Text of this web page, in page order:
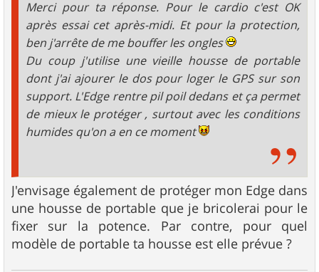
Merci pour ta réponse. Pour le cardio c'est OK
après essai cet après-midi. Et pour la protection,
ben j'arrête de me bouffer les ongles
Du coup j'utilise une vieille housse de portable
dont j'ai ajourer le dos pour loger le GPS sur son
support. L'Edge rentre pil poil dedans et ça permet
de mieux le protéger , surtout avec les conditions
humides qu'on a en ce moment
J'envisage également de protéger mon Edge dans
une housse de portable que je bricolerai pour le
fixer sur la potence. Par contre, pour quel
modèle de portable ta housse est elle prévue ?